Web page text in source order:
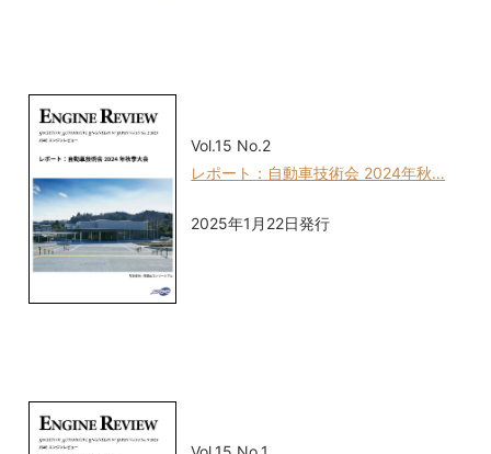
Vol.15 No.2
レポート：自動車技術会 2024年秋…
2025年1月22日発行